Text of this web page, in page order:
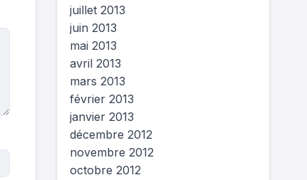
juillet 2013
juin 2013
mai 2013
avril 2013
mars 2013
février 2013
janvier 2013
décembre 2012
novembre 2012
octobre 2012